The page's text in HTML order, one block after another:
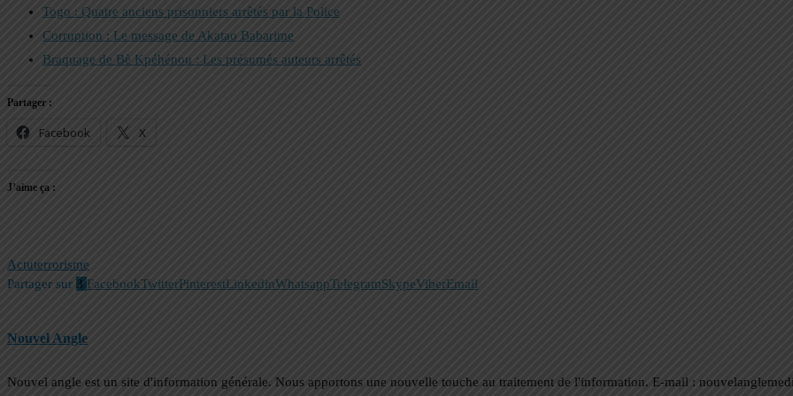
Togo : Quatre anciens prisonniers arrêtés par la Police
Corruption : Le message de Akatao Babarime
Braquage de Bè Kpéhénou : Les présumés auteurs arrêtés
Partager :
Facebook X
J’aime ça :
Actuterrorisme
Partager sur 3 FacebookTwitterPinterestLinkedinWhatsappTelegramSkypeViberEmail
Nouvel Angle
Nouvel angle est un site d'information générale. Nous apportons une nouvelle touche au traitement de l'information. E-mail :